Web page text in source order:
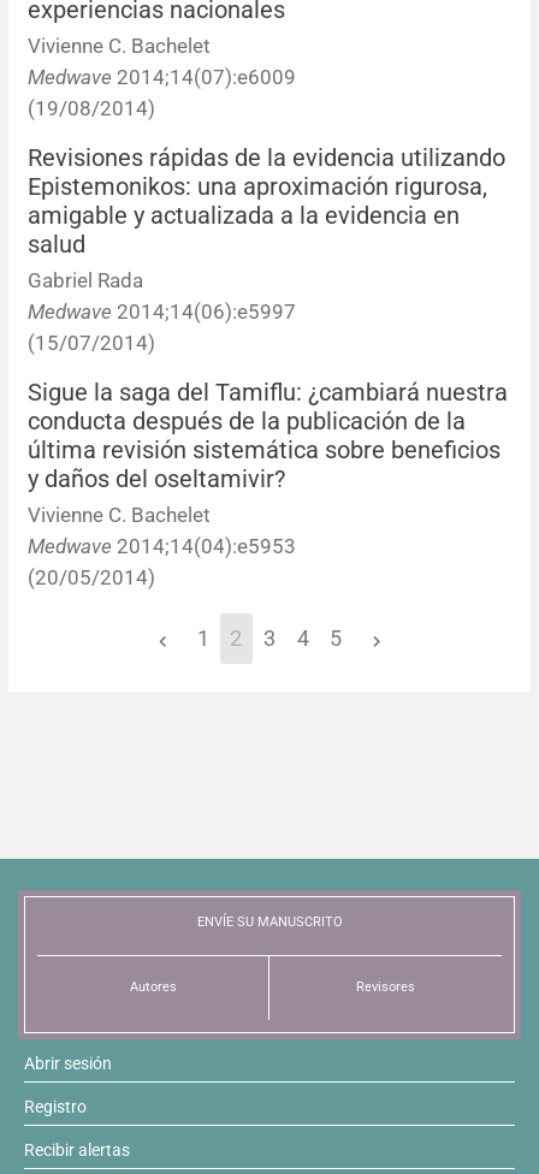
experiencias nacionales
Vivienne C. Bachelet
Medwave 2014;14(07):e6009
(19/08/2014)
Revisiones rápidas de la evidencia utilizando
Epistemonikos: una aproximación rigurosa,
amigable y actualizada a la evidencia en
salud
Gabriel Rada
Medwave 2014;14(06):e5997
(15/07/2014)
Sigue la saga del Tamiflu: ¿cambiará nuestra
conducta después de la publicación de la
última revisión sistemática sobre beneficios
y daños del oseltamivir?
Vivienne C. Bachelet
Medwave 2014;14(04):e5953
(20/05/2014)
1 2 3 4 5
ENVÍE SU MANUSCRITO
Autores Revisores
Abrir sesión
Registro
Recibir alertas